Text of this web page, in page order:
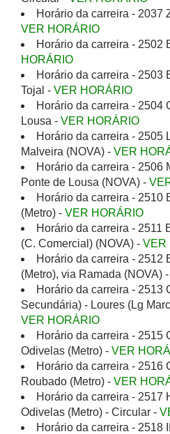
Horário da carreira - 2037
VER HORÁRIO
Horário da carreira - 2502
HORÁRIO
Horário da carreira - 2503
Tojal - VER HORÁRIO
Horário da carreira - 2504
Lousa - VER HORÁRIO
Horário da carreira - 2505
Malveira (NOVA) - VER
Horário da carreira - 2506
Ponte de Lousa (NOVA) -
Horário da carreira - 2510
(Metro) - VER HORÁRIO
Horário da carreira - 2511
(C. Comercial) (NOVA) - VER
Horário da carreira - 2512
(Metro), via Ramada (NOVA) -
Horário da carreira - 2513
Secundária) - Loures (Lg
VER HORÁRIO
Horário da carreira - 2515
Odivelas (Metro) - VER
Horário da carreira - 2516
Roubado (Metro) - VER
Horário da carreira - 2517
Odivelas (Metro) - Circular -
Horário da carreira - 2518